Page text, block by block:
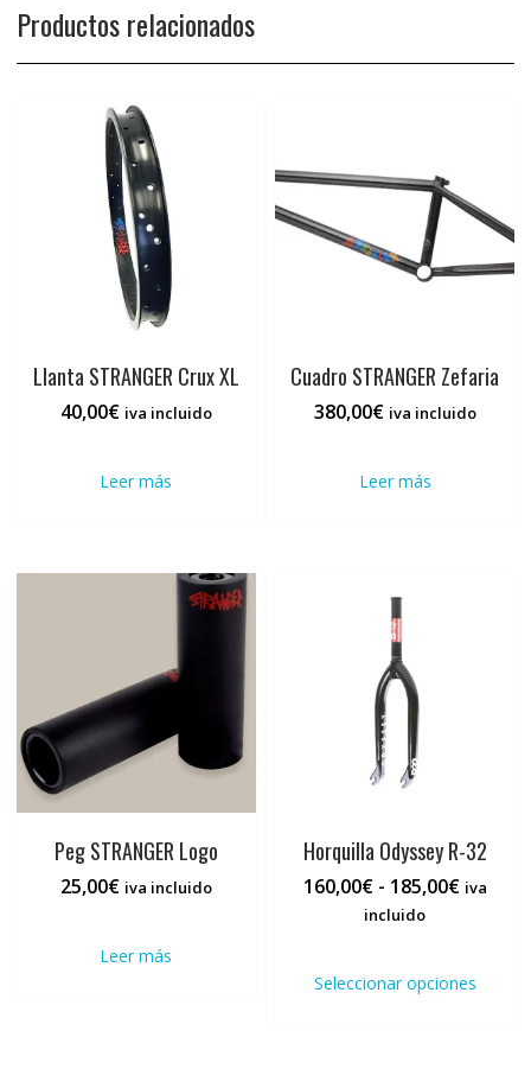
Productos relacionados
Llanta STRANGER Crux XL
40,00€ iva incluido
Leer más
Cuadro STRANGER Zefaria
380,00€ iva incluido
Leer más
Peg STRANGER Logo
25,00€ iva incluido
Leer más
Horquilla Odyssey R-32
160,00€ - 185,00€Rango
160,00€
iva
incluido
Seleccionar opciones